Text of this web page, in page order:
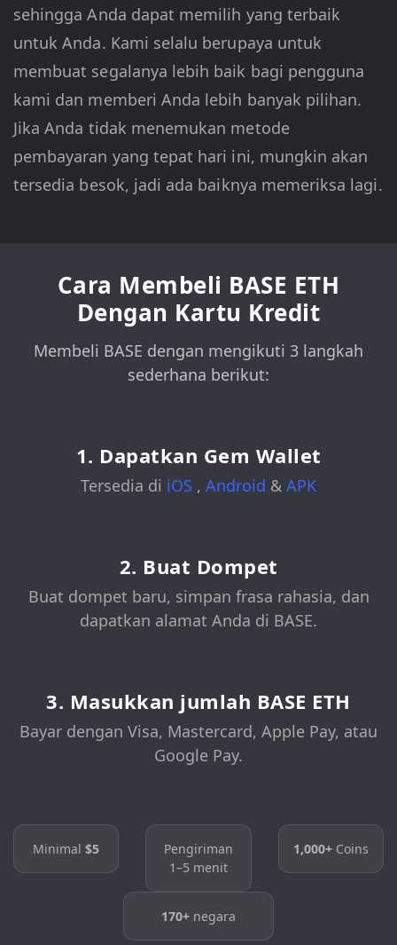
sehingga Anda dapat memilih yang terbaik
untuk Anda. Kami selalu berupaya untuk
membuat segalanya lebih baik bagi pengguna
kami dan memberi Anda lebih banyak pilihan.
Jika Anda tidak menemukan metode
pembayaran yang tepat hari ini, mungkin akan
tersedia besok, jadi ada baiknya memeriksa lagi.
Cara Membeli BASE ETH
Dengan Kartu Kredit
Membeli BASE dengan mengikuti 3 langkah
sederhana berikut:
1. Dapatkan Gem Wallet
Tersedia di iOS , Android & APK
2. Buat Dompet
Buat dompet baru, simpan frasa rahasia, dan
dapatkan alamat Anda di BASE.
3. Masukkan jumlah BASE ETH
Bayar dengan Visa, Mastercard, Apple Pay, atau
Google Pay.
Minimal$5
Pengiriman
1–5 menit
1,000+Coins
170+ negara